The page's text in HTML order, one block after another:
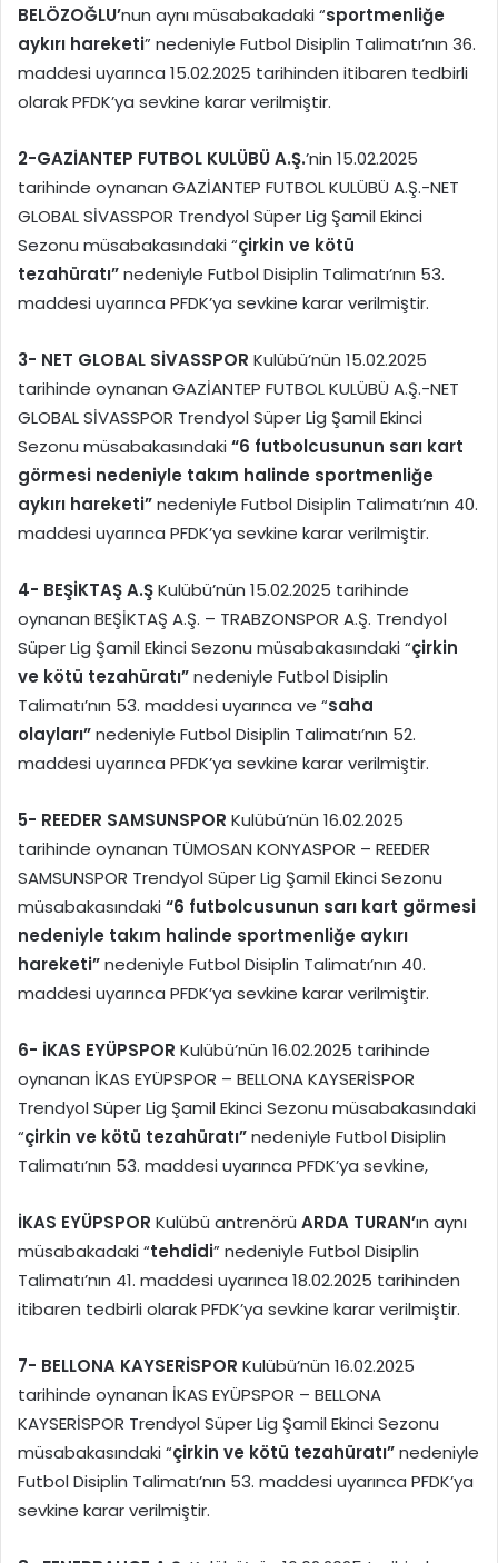
BELÖZOĞLU’nun aynı müsabakadaki “sportmenliğe
aykırı hareketi” nedeniyle Futbol Disiplin Talimatı’nın 36.
maddesi uyarınca 15.02.2025 tarihinden itibaren tedbirli
olarak PFDK’ya sevkine karar verilmiştir.
2-GAZİANTEP FUTBOL KULÜBÜ A.Ş.’nin 15.02.2025
tarihinde oynanan GAZİANTEP FUTBOL KULÜBÜ A.Ş.-NET
GLOBAL SİVASSPOR Trendyol Süper Lig Şamil Ekinci
Sezonu müsabakasındaki “çirkin ve kötü
tezahüratı”nedeniyle Futbol Disiplin Talimatı’nın 53.
maddesi uyarınca PFDK’ya sevkine karar verilmiştir.
3- NET GLOBAL SİVASSPOR Kulübü’nün 15.02.2025
tarihinde oynanan GAZİANTEP FUTBOL KULÜBÜ A.Ş.-NET
GLOBAL SİVASSPOR Trendyol Süper Lig Şamil Ekinci
Sezonu müsabakasındaki“6 futbolcusunun sarı kart
görmesi nedeniyle takım halinde sportmenliğe
aykırı hareketi”nedeniyle Futbol Disiplin Talimatı’nın 40.
maddesi uyarınca PFDK’ya sevkine karar verilmiştir.
4- BEŞİKTAŞ A.ŞKulübü’nün 15.02.2025 tarihinde
oynanan BEŞİKTAŞ A.Ş. – TRABZONSPOR A.Ş. Trendyol
Süper Lig Şamil Ekinci Sezonu müsabakasındaki “çirkin
ve kötü tezahüratı”nedeniyle Futbol Disiplin
Talimatı’nın 53. maddesi uyarınca ve “saha
olayları”nedeniyle Futbol Disiplin Talimatı’nın 52.
maddesi uyarınca PFDK’ya sevkine karar verilmiştir.
5- REEDER SAMSUNSPOR Kulübü’nün 16.02.2025
tarihinde oynanan TÜMOSAN KONYASPOR – REEDER
SAMSUNSPOR Trendyol Süper Lig Şamil Ekinci Sezonu
müsabakasındaki“6 futbolcusunun sarı kart görmesi
nedeniyle takım halinde sportmenliğe aykırı
hareketi”nedeniyle Futbol Disiplin Talimatı’nın 40.
maddesi uyarınca PFDK’ya sevkine karar verilmiştir.
6- İKAS EYÜPSPOR Kulübü’nün 16.02.2025 tarihinde
oynanan İKAS EYÜPSPOR – BELLONA KAYSERİSPOR
Trendyol Süper Lig Şamil Ekinci Sezonu müsabakasındaki
“çirkin ve kötü tezahüratı”nedeniyle Futbol Disiplin
Talimatı’nın 53. maddesi uyarınca PFDK’ya sevkine,
İKAS EYÜPSPOR Kulübü antrenörü ARDA TURAN’ın aynı
müsabakadaki “tehdidi” nedeniyle Futbol Disiplin
Talimatı’nın 41. maddesi uyarınca 18.02.2025 tarihinden
itibaren tedbirli olarak PFDK’ya sevkine karar verilmiştir.
7- BELLONA KAYSERİSPOR Kulübü’nün 16.02.2025
tarihinde oynanan İKAS EYÜPSPOR – BELLONA
KAYSERİSPOR Trendyol Süper Lig Şamil Ekinci Sezonu
müsabakasındaki “çirkin ve kötü tezahüratı”nedeniyle
Futbol Disiplin Talimatı’nın 53. maddesi uyarınca PFDK’ya
sevkine karar verilmiştir.